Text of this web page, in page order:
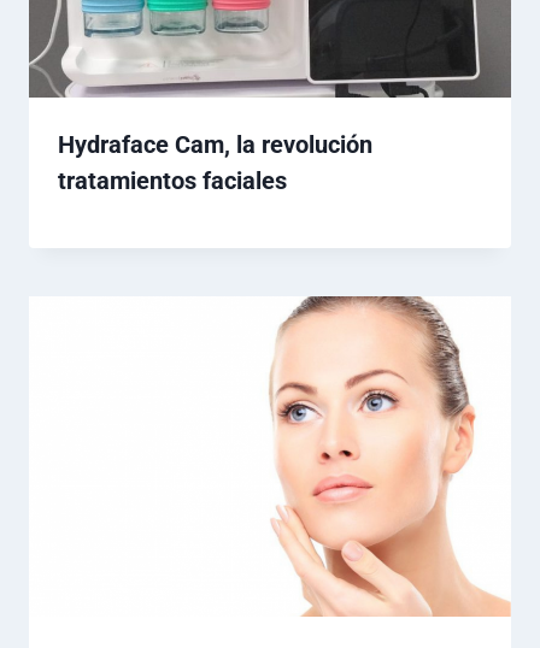
Hydraface Cam, la revolución
tratamientos faciales